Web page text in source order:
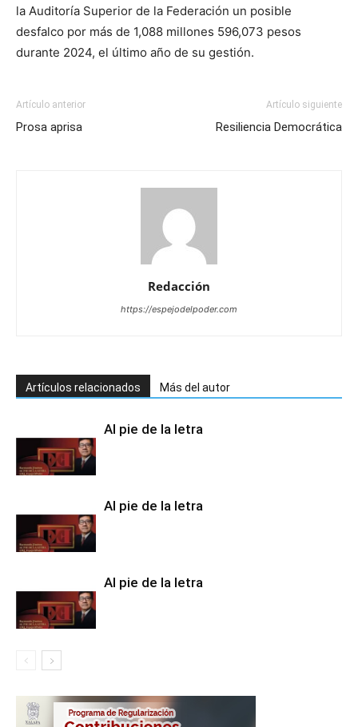
la Auditoría Superior de la Federación un posible
desfalco por más de 1,088 millones 596,073 pesos
durante 2024, el último año de su gestión.
Artículo anterior
Prosa aprisa
Artículo siguiente
Resiliencia Democrática
Redacción
https://espejodelpoder.com
Artículos relacionados Más del autor
Al pie de la letra
Al pie de la letra
Al pie de la letra